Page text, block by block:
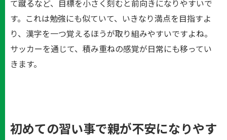
て蹴るなど、目標を小さく刻むと前向きになりやすいで
す。これは勉強にも似ていて、いきなり満点を目指すよ
り、漢字を一つ覚えるほうが取り組みやすいですよね。
サッカーを通じて、積み重ねの感覚が日常にも移ってい
きます。
初めての習い事で親が不安になりやす